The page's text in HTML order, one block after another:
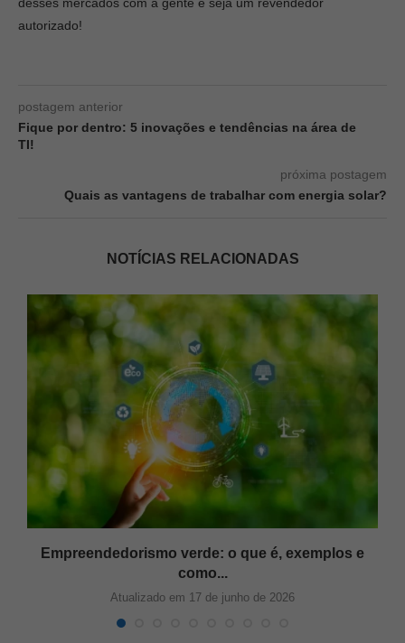
autorizado!
postagem anterior
Fique por dentro: 5 inovações e tendências na área de
TI!
próxima postagem
Quais as vantagens de trabalhar com energia solar?
NOTÍCIAS RELACIONADAS
Empreendedorismo verde: o que é, exemplos e
como...
Atualizado em 17 de junho de 2026